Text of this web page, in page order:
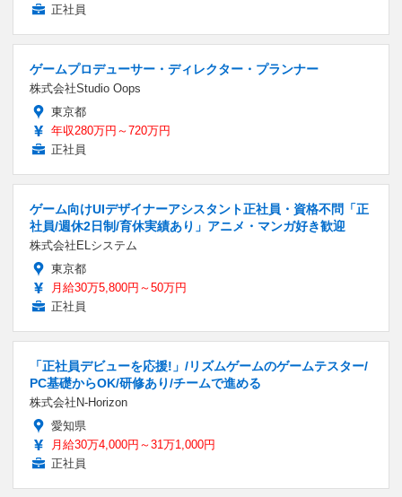
正社員
ゲームプロデューサー・ディレクター・プランナー
株式会社Studio Oops
東京都
年収280万円～720万円
正社員
ゲーム向けUIデザイナーアシスタント正社員・資格不問「正
社員/週休2日制/育休実績あり」アニメ・マンガ好き歓迎
株式会社ELシステム
東京都
月給30万5,800円～50万円
正社員
「正社員デビューを応援!」/リズムゲームのゲームテスター/
PC基礎からOK/研修あり/チームで進める
株式会社N-Horizon
愛知県
月給30万4,000円～31万1,000円
正社員